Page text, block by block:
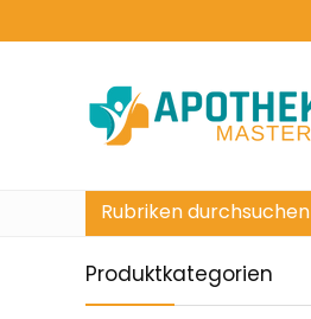
Rubriken durchsuchen
Produktkategorien